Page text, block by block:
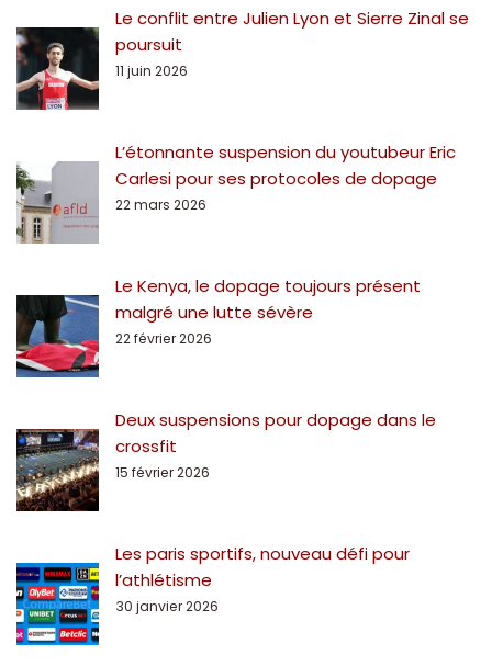
Le conflit entre Julien Lyon et Sierre Zinal se
poursuit
11 juin 2026
L’étonnante suspension du youtubeur Eric
Carlesi pour ses protocoles de dopage
22 mars 2026
Le Kenya, le dopage toujours présent
malgré une lutte sévère
22 février 2026
Deux suspensions pour dopage dans le
crossfit
15 février 2026
Les paris sportifs, nouveau défi pour
l’athlétisme
30 janvier 2026